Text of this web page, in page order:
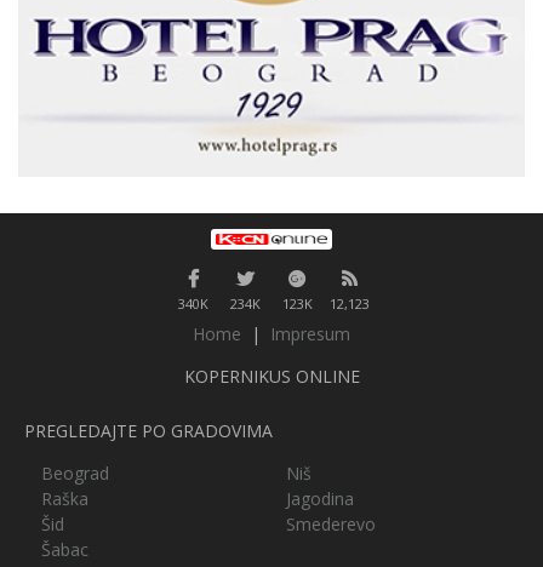
340K 234K 123K 12,123
Home |
Impresum
KOPERNIKUS ONLINE
PREGLEDAJTE PO GRADOVIMA
Beograd
Niš
Raška
Jagodina
Šid
Smederevo
Šabac